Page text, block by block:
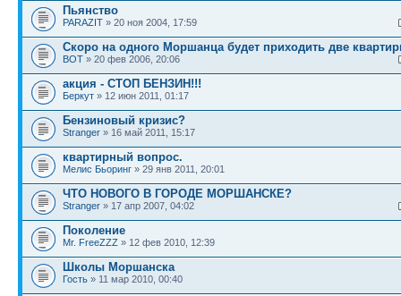
Пьянство
PARAZIT » 20 ноя 2004, 17:59
Скоро на одного Моршанца будет приходить две
BOT » 20 фев 2006, 20:06
акция - СТОП БЕНЗИН!!!
Беркут » 12 июн 2011, 01:17
Бензиновый кризис?
Stranger » 16 май 2011, 15:17
квартирный вопрос.
Мелис Бьоринг » 29 янв 2011, 20:01
ЧТО НОВОГО В ГОРОДЕ МОРШАНСКЕ?
Stranger » 17 апр 2007, 04:02
Поколение
Mr. FreeZZZ » 12 фев 2010, 12:39
Школы Моршанска
Гость » 11 мар 2010, 00:40